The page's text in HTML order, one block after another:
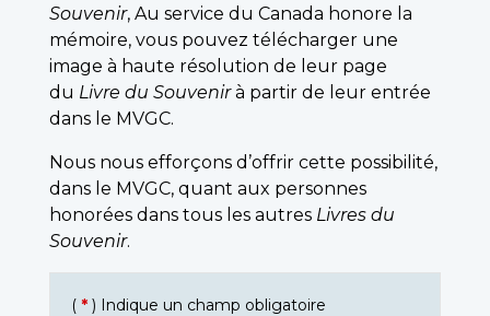
Souvenir, Au service du Canada honore la
mémoire, vous pouvez télécharger une
image à haute résolution de leur page
du Livre du Souvenirà partir de leur entrée
dans le MVGC.
Nous nous efforçons d’offrir cette possibilité,
dans le MVGC, quant aux personnes
honorées dans tous les autres Livres du
Souvenir.
( * ) Indique un champ obligatoire